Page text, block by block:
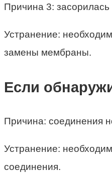
Причина 3:
Устранение:
замены мембраны.
Если
Причина: соединения
Устранение:
соединения.